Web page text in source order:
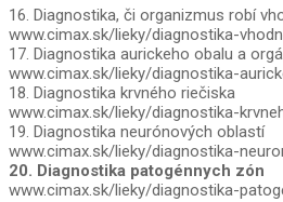
16. Diagnostika, či organizmus robí
www.cimax.sk/lieky/diagnostika-
17. Diagnostika aurickeho obalu a
www.cimax.sk/lieky/diagnostika-
18. Diagnostika krvného riečiska
www.cimax.sk/lieky/diagnostika-
19. Diagnostika neurónových oblastí
www.cimax.sk/lieky/diagnostika-
20. Diagnostika patogénnych zón
www.cimax.sk/lieky/diagnostika-